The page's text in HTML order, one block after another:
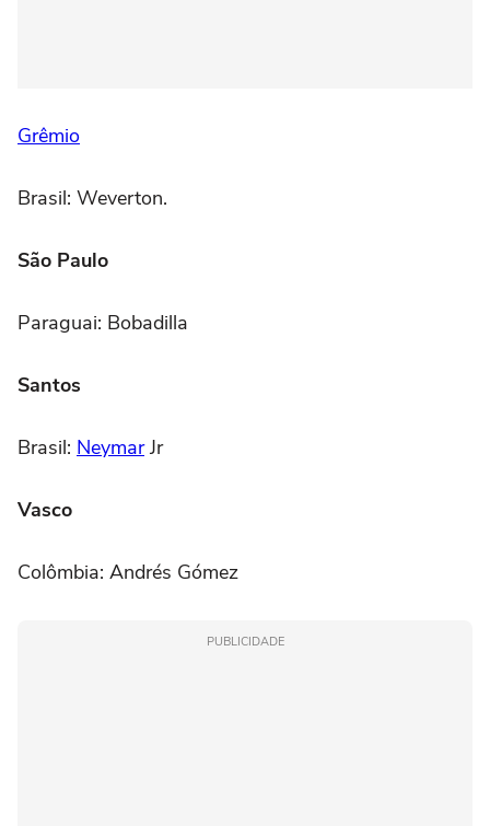
Grêmio
Brasil: Weverton.
São Paulo
Paraguai: Bobadilla
Santos
Brasil: NeymarJr
Vasco
Colômbia: Andrés Gómez
PUBLICIDADE